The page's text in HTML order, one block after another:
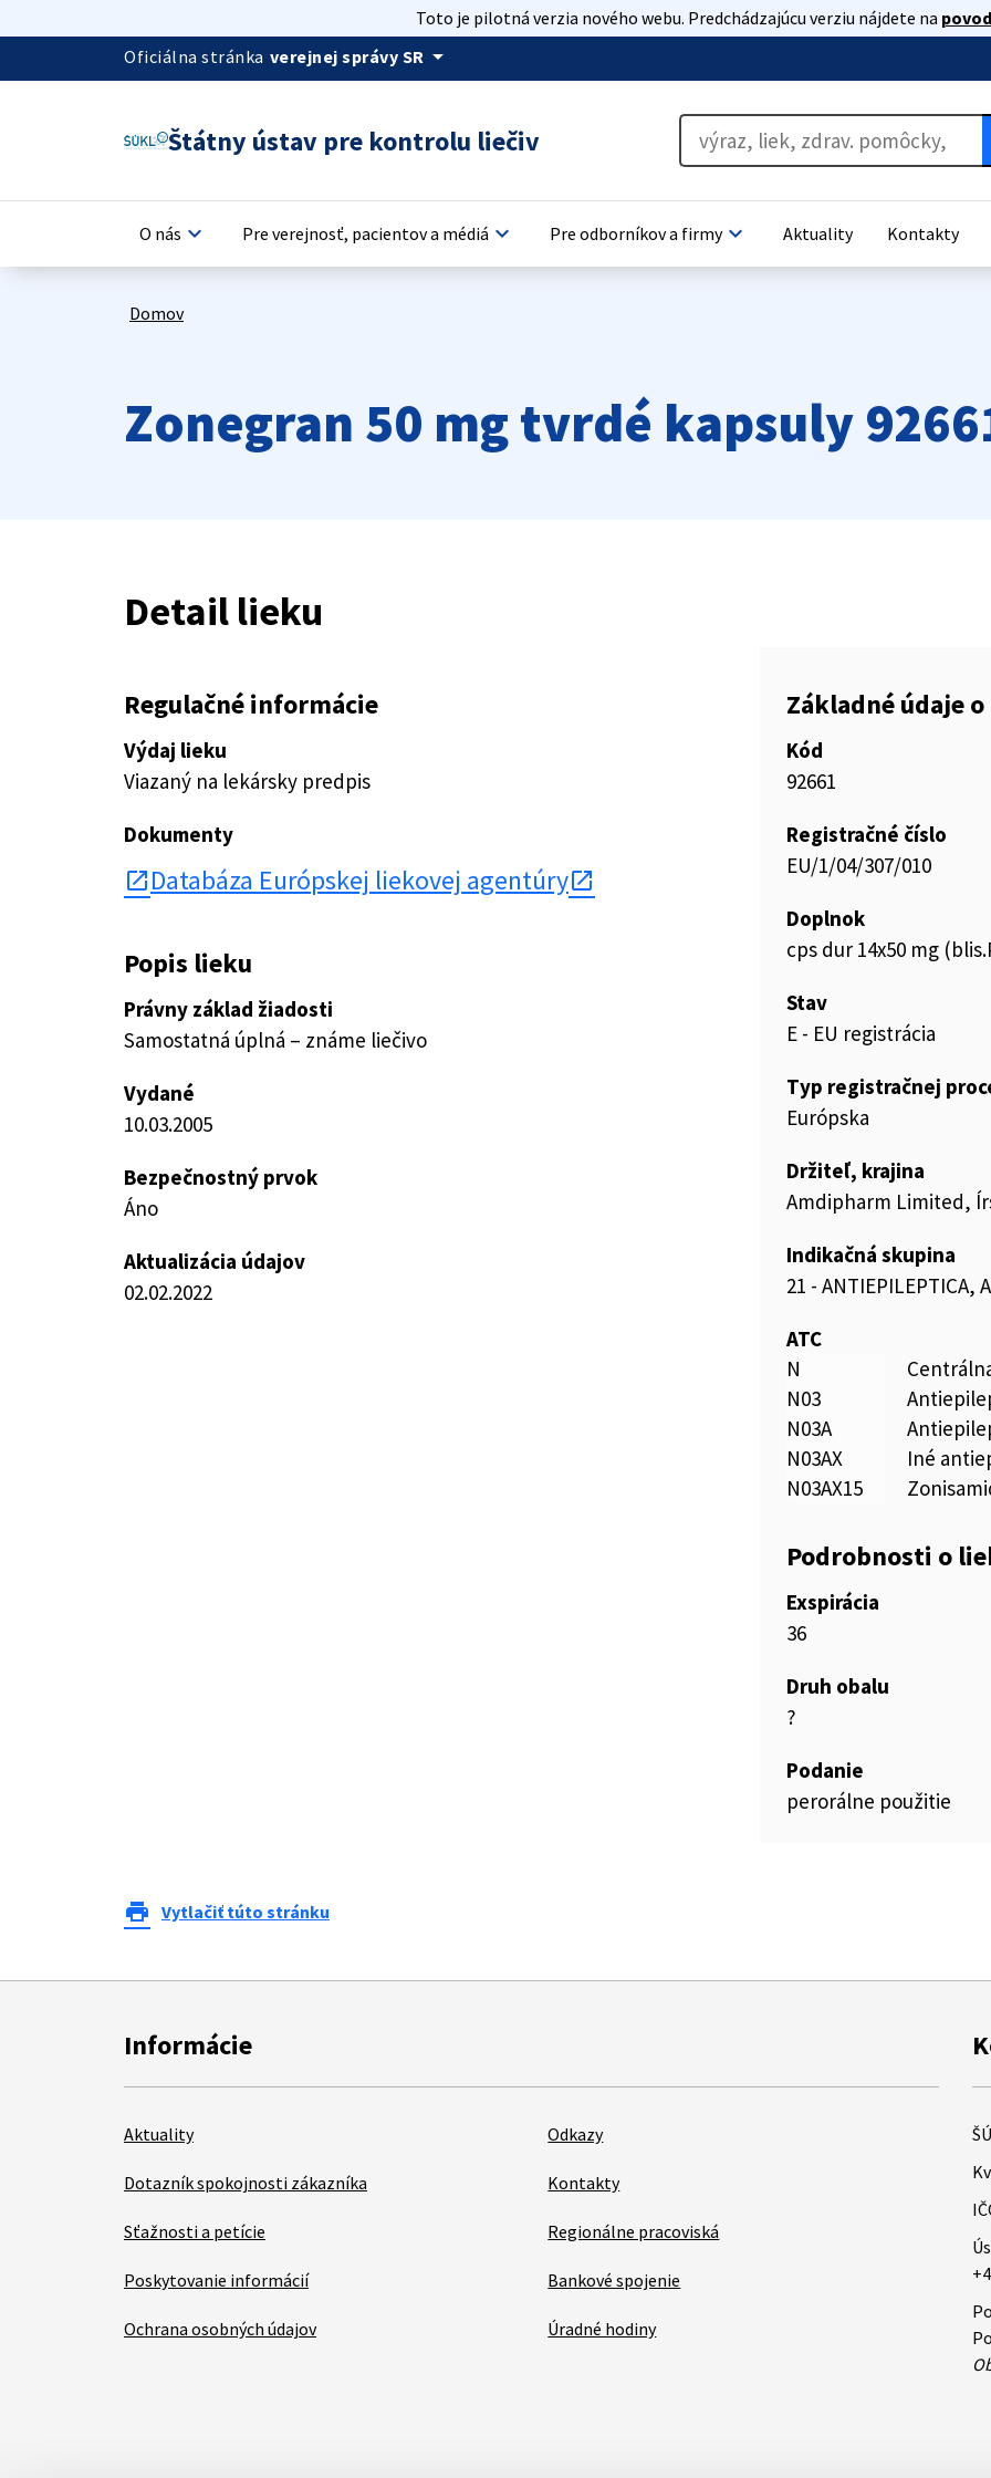
Toto je pilotná verzia nového webu. Predchádzajúcu verziu nájdete na
Oficiálna stránka verejnej správy SR arrow_drop_down
Štátny ústav pre kontrolu liečiv
O nás keyboard_arrow_down Pre verejnosť, pacientov a médiá keyboard_arrow_down Pre odborníkov a firmykeyboard_arrow_down Aktuality Kontakty
Domov
Zonegran 50 mg tvrdé kapsuly
Detail lieku
Regulačné informácie
Výdaj lieku
Viazaný na lekársky predpis
Dokumenty
open_in_new Databáza Európskej liekovej agentúry
Popis lieku
Právny základ žiadosti
Samostatná úplná – známe liečivo
Vydané
10.03.2005
Bezpečnostný prvok
Áno
Aktualizácia údajov
02.02.2022
Základné údaje
Kód
92661
Registračné číslo
EU/1/04/307/010
Doplnok
cps dur 14x50 mg
Stav
E - EU registrácia
Typ registračnej
Európska
Držiteľ, krajina
Amdipharm Limited,
Indikačná skupina
21 - ANTIEPILEPTICA,
ATC
N
N03
N03A
N03AX
Iné
N03AX15
Podrobnosti o
Exspirácia
36
Druh obalu
?
Podanie
perorálne použitie
print Vytlačiť túto stránku
Informácie
Aktuality
Dotazník spokojnosti zákazníka
Sťažnosti a petície
Poskytovanie informácií
Ochrana osobných údajov
Odkazy
Kontakty
Regionálne pracoviská
Bankové spojenie
Úradné hodiny